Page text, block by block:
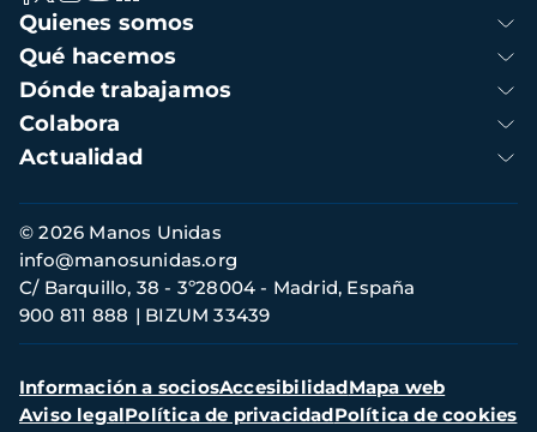
Navegación
principal
Quienes somos
Qué hacemos
Dónde trabajamos
Colabora
Actualidad
Información
de
contacto
© 2026 Manos Unidas
C/ Barquillo, 38 - 3º28004 - Madrid, España
900 811 888
BIZUM 33439
info@manosunidas.org
Menú
secundario
Información a sociosAccesibilidadMapa web
Aviso legalPolítica de privacidadPolítica de cookies